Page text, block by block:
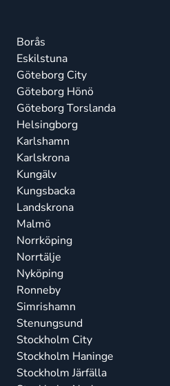
Borås
Eskilstuna
Göteborg City
Göteborg Hönö
Göteborg Torslanda
Helsingborg
Karlshamn
Karlskrona
Kungälv
Kungsbacka
Landskrona
Malmö
Norrköping
Norrtälje
Nyköping
Ronneby
Simrishamn
Stenungsund
Stockholm City
Stockholm Haninge
Stockholm Järfälla